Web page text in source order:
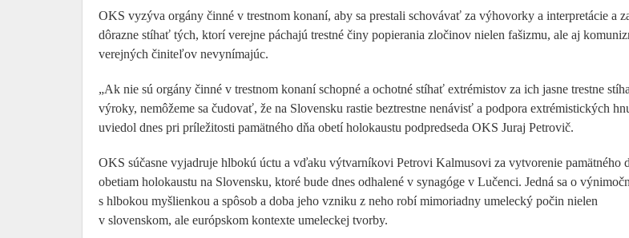
OKS vyzýva orgány činné v trestnom konaní, aby sa prestali schovávať za výhovorky a interpretácie a
dôrazne stíhať tých, ktorí verejne páchajú trestné činy popierania zločinov nielen fašizmu, ale aj
verejných činiteľov nevynímajúc.
„Ak nie sú orgány činné v trestnom konaní schopné a ochotné stíhať extrémistov za ich jasne trestne
výroky, nemôžeme sa čudovať, že na Slovensku rastie beztrestne nenávisť a podpora extrémistických
uviedol dnes pri príležitosti pamätného dňa obetí holokaustu podpredseda OKS Juraj Petrovič.
OKS súčasne vyjadruje hlbokú úctu a vďaku výtvarníkovi Petrovi Kalmusovi za vytvorenie pamätného
obetiam holokaustu na Slovensku, ktoré bude dnes odhalené v synagóge v Lučenci. Jedná sa o
s hlbokou myšlienkou a spôsob a doba jeho vzniku z neho robí mimoriadny umelecký počin nielen
v slovenskom, ale európskom kontexte umeleckej tvorby.